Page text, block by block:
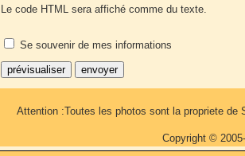
Le code HTML sera affiché comme du texte.
Se souvenir de mes informations
Attention :Toutes les photos sont la propriete
Copyright ©